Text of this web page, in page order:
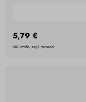
5,79 €
inkl. MwSt., zzgl. Versand